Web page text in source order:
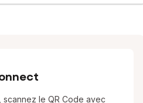
le QR Code avec